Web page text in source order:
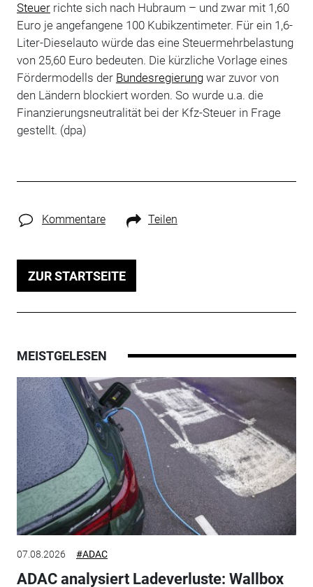
Steuerrichte sich nach Hubraum – und zwar mit 1,60
Euro je angefangene 100 Kubikzentimeter. Für ein 1,6-
Liter-Dieselauto würde das eine Steuermehrbelastung
von 25,60 Euro bedeuten. Die kürzliche Vorlage eines
Fördermodells der Bundesregierungwar zuvor von
den Ländern blockiert worden. So wurde u.a. die
Finanzierungsneutralität bei der Kfz-Steuer in Frage
gestellt. (dpa)
Kommentare Teilen
ZUR STARTSEITE
MEISTGELESEN
07.08.2026 #ADAC
ADAC analysiert Ladeverluste: Wallbox